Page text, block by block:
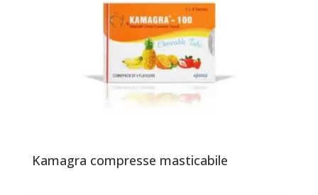
Kamagra compresse masticabile